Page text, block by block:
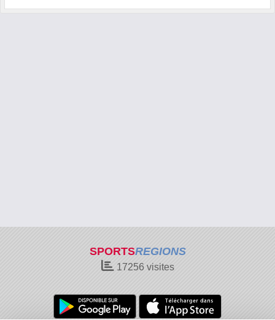
SPORTSREGIONS
17256visites